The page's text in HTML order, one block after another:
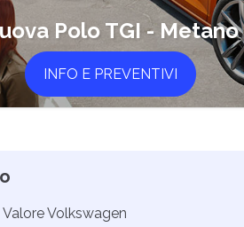
Polo TGI - Metano
INFO E PREVENTIVI
Volkswagen